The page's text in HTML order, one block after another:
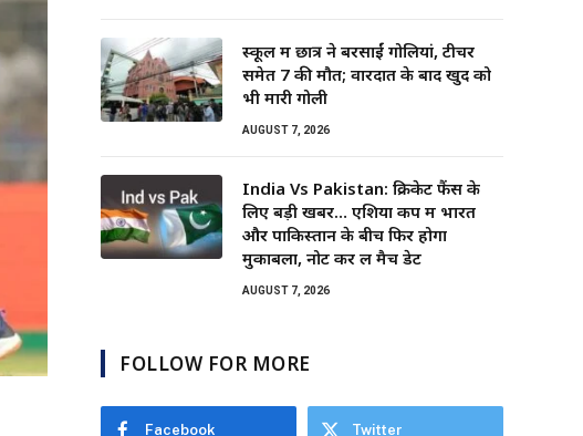
स्कूल में छात्र ने बरसाईं गोलियां, टीचर
समेत 7 की मौत; वारदात के बाद खुद को
भी मारी गोली
AUGUST 7, 2026
India Vs Pakistan: क्रिकेट फैंस के
लिए बड़ी खबर… एशिया कप में भारत
और पाकिस्तान के बीच फिर होगा
मुकाबला, नोट कर लें मैच डेट
AUGUST 7, 2026
FOLLOW FOR MORE
Facebook Twitter